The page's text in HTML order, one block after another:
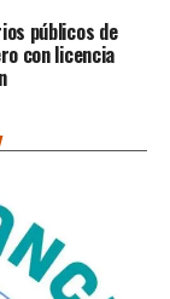
públicos de
con licencia